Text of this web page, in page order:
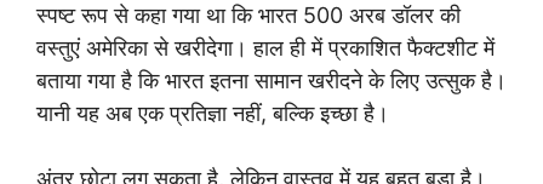
स्पष्ट रूप से कहा गया था कि भारत 500 अरब डॉलर की
वस्तुएं अमेरिका से खरीदेगा। हाल ही में प्रकाशित फैक्टशीट में
बताया गया है कि भारत इतना सामान खरीदने के लिए उत्सुक है।
यानी यह अब एक प्रतिज्ञा नहीं, बल्कि इच्छा है।
अंतर छोटा लग सकता है, लेकिन वास्तव में यह बहुत बड़ा है।